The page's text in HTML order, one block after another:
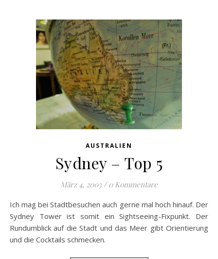
AUSTRALIEN
Sydney – Top 5
März 4, 2003 / 0 Kommentare
Ich mag bei Stadtbesuchen auch gerne mal hoch hinauf. Der
Sydney Tower ist somit ein Sightseeing-Fixpunkt. Der
Rundumblick auf die Stadt und das Meer gibt Orientierung
und die Cocktails schmecken.